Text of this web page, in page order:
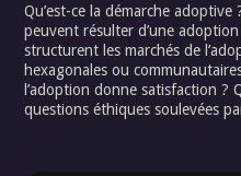
Qu’est-ce la démarche
peuvent résulter d’une
structurent les marchés de
hexagonales ou
l’adoption donne satisfaction ?
questions éthiques soulevées